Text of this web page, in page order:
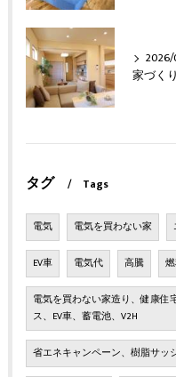
家づく
タグ Tags
電気 電気を買わない家
EV車 電気代 高騰
電気を買わない家造り、健康住
ス、EV車、蓄電池、V2H
省エネキャンペーン、樹脂サッ